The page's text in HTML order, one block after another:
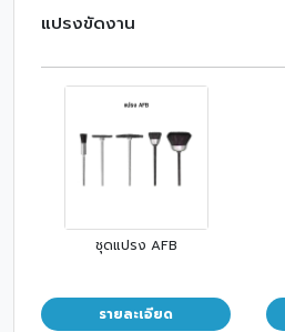
แปรงขัดงาน
ชุดแปรง AFB
รายละเอียด